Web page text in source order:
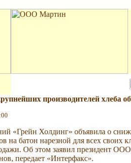
производителей хлеба
«Грейн Холдинг» объявила о
на батон нарезной для всех своих
Об этом заявил президент
передает «Интерфакс».